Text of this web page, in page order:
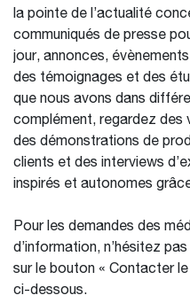
la pointe de l’actualité
communiqués de presse
jour, annonces,
des témoignages et des
que nous avons dans
complément, regardez des
des démonstrations de
clients et des interviews
inspirés et autonomes
Pour les demandes des
d’information, n’hésitez
sur le bouton « Contacter
ci-dessous.